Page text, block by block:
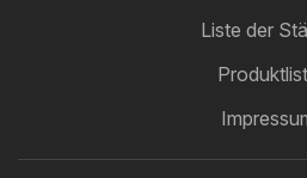
Liste der